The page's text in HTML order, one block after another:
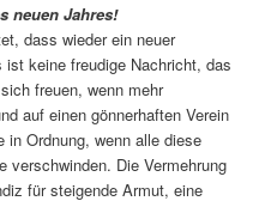
neuen Jahres!
dass wieder ein neuer
keine freudige Nachricht, das
freuen, wenn mehr
auf einen gönnerhaften Verein
in Ordnung, wenn alle diese
verschwinden. Die Vermehrung
für steigende Armut, eine